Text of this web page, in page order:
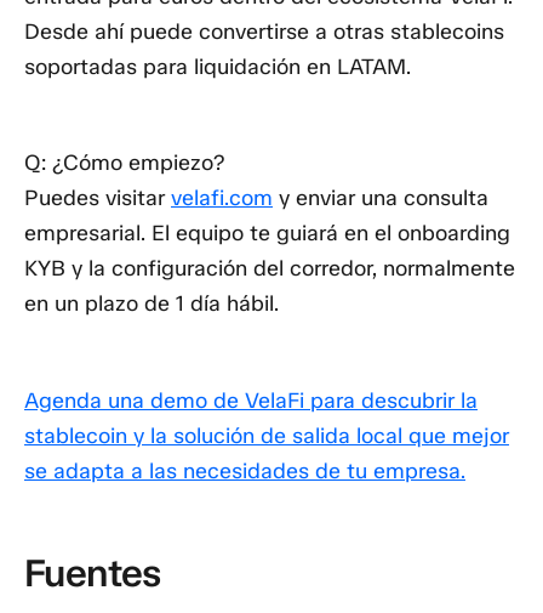
Desde ahí puede convertirse a otras stablecoins
soportadas para liquidación en LATAM.
Q: ¿Cómo empiezo?
Puedes visitarvelafi.com y enviar una consulta
empresarial. El equipo te guiará en el onboarding
KYB y la configuración del corredor, normalmente
en un plazo de 1 día hábil.
Agenda una demo de VelaFi para descubrir la
stablecoin y la solución de salida local que mejor
se adapta a las necesidades de tu empresa.
Fuentes